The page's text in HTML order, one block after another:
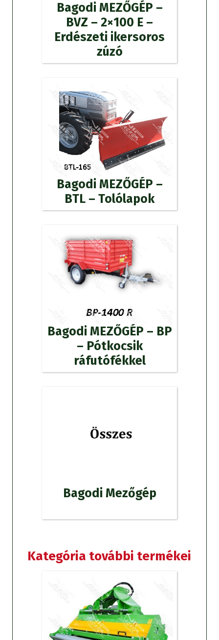
Bagodi MEZŐGÉP –
BVZ – 2×100 E –
Erdészeti ikersoros
zúzó
Bagodi MEZŐGÉP –
BTL – Tolólapok
Bagodi MEZŐGÉP – BP
– Pótkocsik
ráfutófékkel
Bagodi Mezőgép
Kategória további termékei